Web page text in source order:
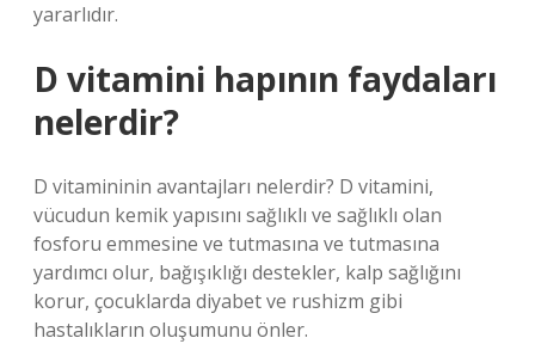
yararlıdır.
D vitamini hapının faydaları
nelerdir?
D vitamininin avantajları nelerdir? D vitamini,
vücudun kemik yapısını sağlıklı ve sağlıklı olan
fosforu emmesine ve tutmasına ve tutmasına
yardımcı olur, bağışıklığı destekler, kalp sağlığını
korur, çocuklarda diyabet ve rushizm gibi
hastalıkların oluşumunu önler.